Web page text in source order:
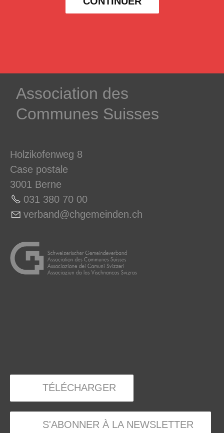
­Association des­
Communes ­Suisses
Holzikofenweg 8
Case postale
3001 Berne
031 380 70 00
v rb nd chg m nd n ch
TÉLÉCHARGER
S'ABONNER À LA NEWSLETTER